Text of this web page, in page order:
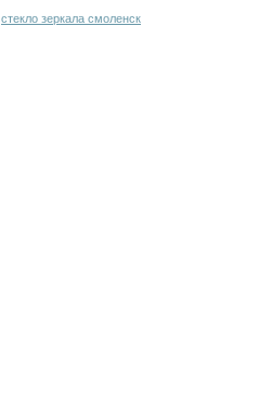
стекло зеркала смоленск